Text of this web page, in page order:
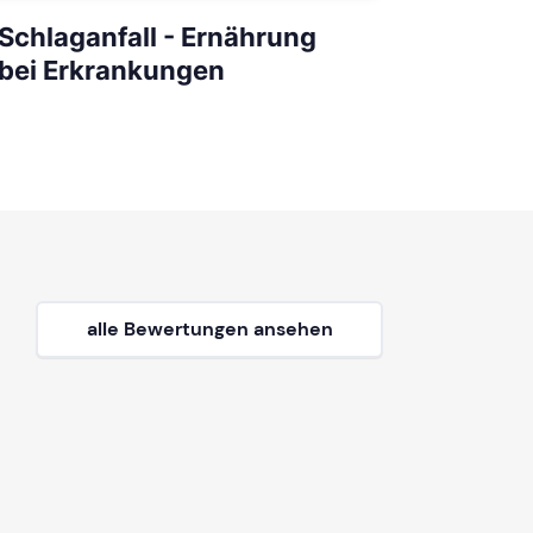
- Ernährung
Erkrankungen
alle Bewertungen ansehen